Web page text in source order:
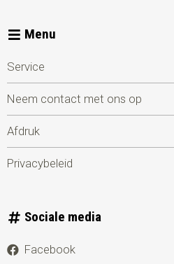
Menu
Service
Neem contact met ons op
Afdruk
Privacybeleid
Sociale media
Facebook